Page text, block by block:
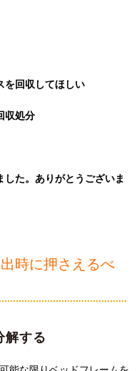
を回収してほしい
収処分
た。ありがとうございま
時に押さえるべ
解する